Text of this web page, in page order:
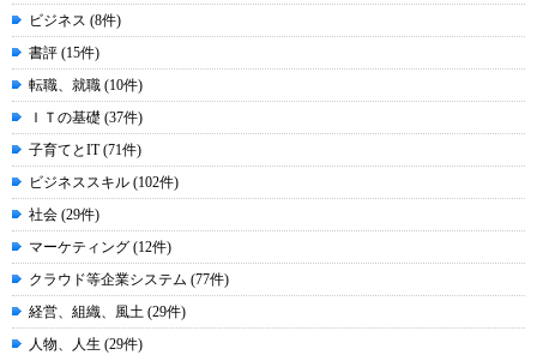
ビジネス (8件)
書評 (15件)
転職、就職 (10件)
ＩＴの基礎 (37件)
子育てとIT (71件)
ビジネススキル (102件)
社会 (29件)
マーケティング (12件)
クラウド等企業システム (77件)
経営、組織、風土 (29件)
人物、人生 (29件)